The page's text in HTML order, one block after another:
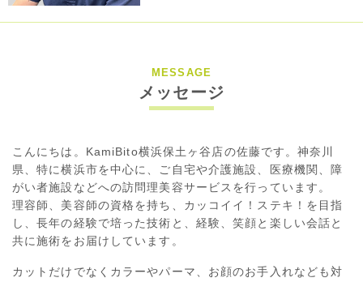
MESSAGE
メッセージ
こんにちは。KamiBito横浜保土ヶ谷店の佐藤です。神奈川
県、特に横浜市を中心に、ご自宅や介護施設、医療機関、障
がい者施設などへの訪問理美容サービスを行っています。
理容師、美容師の資格を持ち、カッコイイ！ステキ！を目指
し、長年の経験で培った技術と、経験、笑顔と楽しい会話と
共に施術をお届けしています。
カットだけでなくカラーやパーマ、お顔のお手入れなども対